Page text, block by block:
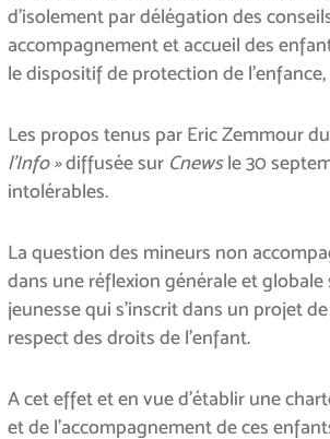
d’isolement par délégation des
accompagnement et accueil des
le dispositif de protection de
Les propos tenus par Eric Zemmour
l’Info »diffusée sur Cnewsle 30
intolérables.
La question des mineurs non
dans une réflexion générale et globale
jeunesse qui s’inscrit dans un projet
respect des droits de l’enfant.
A cet effet et en vue d’établir une
et de l’accompagnement de ces